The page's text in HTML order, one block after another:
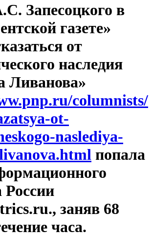
Запесоцкого в
газете»
от
наследия
Ливанова»
columnists/
ot-
naslediya-
попала
России
заняв 68
часа.